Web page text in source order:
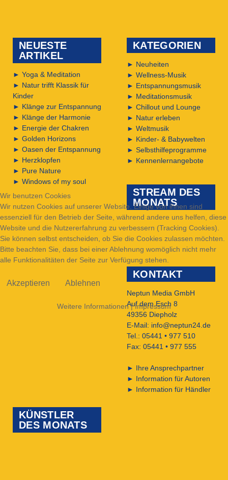
NEUESTE
ARTIKEL
► Yoga & Meditation
► Natur trifft Klassik für
Kinder
► Klänge zur Entspannung
► Klänge der Harmonie
► Energie der Chakren
► Golden Horizons
► Oasen der Entspannung
► Herzklopfen
► Pure Nature
► Windows of my soul
KATEGORIEN
► Neuheiten
► Wellness-Musik
► Entspannungsmusik
► Meditationsmusik
► Chillout und Lounge
► Natur erleben
► Weltmusik
► Kinder- & Babywelten
► Selbsthilfeprogramme
► Kennenlernangebote
STREAM DES
MONATS
KONTAKT
Neptun Media GmbH
Auf dem Esch 8
49356 Diepholz
E-Mail: info@neptun24.de
Tel.: 05441 • 977 510
Fax: 05441 • 977 555
► Ihre Ansprechpartner
► Information für Autoren
► Information für Händler
KÜNSTLER
DES MONATS
Wir benutzen Cookies
Wir nutzen Cookies auf unserer Website. Einige von ihnen sind
essenziell für den Betrieb der Seite, während andere uns helfen, diese
Website und die Nutzererfahrung zu verbessern (Tracking Cookies).
Sie können selbst entscheiden, ob Sie die Cookies zulassen möchten.
Bitte beachten Sie, dass bei einer Ablehnung womöglich nicht mehr
alle Funktionalitäten der Seite zur Verfügung stehen.
Akzeptieren Ablehnen
Weitere Informationen|Impressum